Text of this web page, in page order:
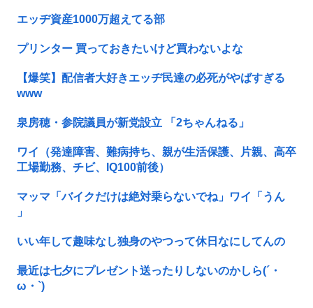
エッヂ資産1000万超えてる部
プリンター 買っておきたいけど買わないよな
【爆笑】配信者大好きエッヂ民達の必死がやばすぎる
www
泉房穂・参院議員が新党設立 「2ちゃんねる」
ワイ（発達障害、難病持ち、親が生活保護、片親、高卒
工場勤務、チビ、IQ100前後）
マッマ「バイクだけは絶対乗らないでね」ワイ「うん
」
いい年して趣味なし独身のやつって休日なにしてんの
最近は七夕にプレゼント送ったりしないのかしら(´・
ω・`)